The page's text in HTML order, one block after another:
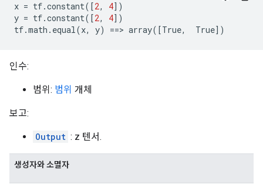
x = tf.constant([2, 4])
y = tf.constant([2, 4])
tf.math . equal(x, y) ==> array([True, True])
인수:
범위: 범위 개체
보고:
Output : z 텐서.
생성자와 소멸자